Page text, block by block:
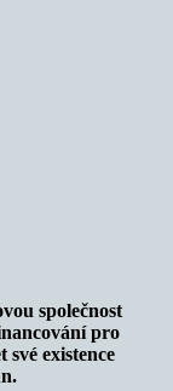
společnost
pro
existence